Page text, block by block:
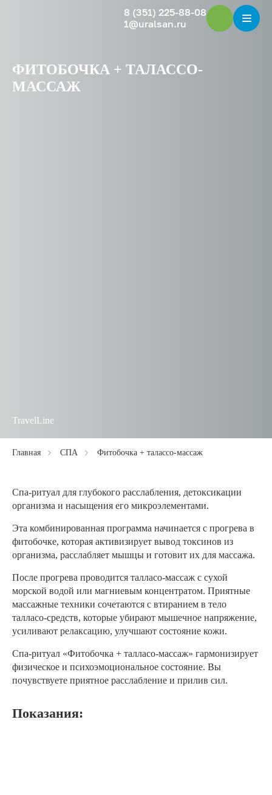
8 (351) 225-88-08
1@uralsan.ru
ФИТОБОЧКА + ТАЛАССО-
МАССАЖ
TravelLine
Главная СПА Фитобочка + талассо-массаж
Спа-ритуал для глубокого расслабления, детоксикации
организма и насыщения его микроэлементами.
Эта комбинированная программа начинается с прогрева в
фитобочке, которая активизирует вывод токсинов из
организма, расслабляет мышцы и готовит их для массажа.
После прогрева проводится талласо-массаж с сухой
морской водой или магниевым концентратом. Приятные
массажные техники сочетаются с втиранием в тело
талласо-средств, которые убирают мышечное напряжение,
усиливают релаксацию, улучшают состояние кожи.
Спа-ритуал «Фитобочка + талласо-массаж» гармонизирует
физическое и психоэмоциональное состояние. Вы
почувствуете приятное расслабление и прилив сил.
Показания: